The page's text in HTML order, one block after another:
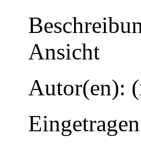
Ansicht
Autor(en):